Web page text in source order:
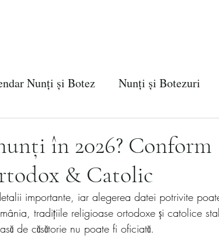
Nunți și Botez Nunți și Botezuri
în 2026? Conform
& Catolic
importante, iar alegerea datei potrivite
tradițiile religioase ortodoxe și catolice
de căsătorie nu poate fi oficiată.